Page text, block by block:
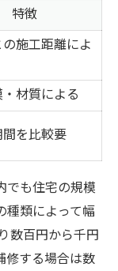
特徴
施工距離によ
材質による
を比較要
でも住宅の規模
種類によって幅
数百円から千円
修する場合は数